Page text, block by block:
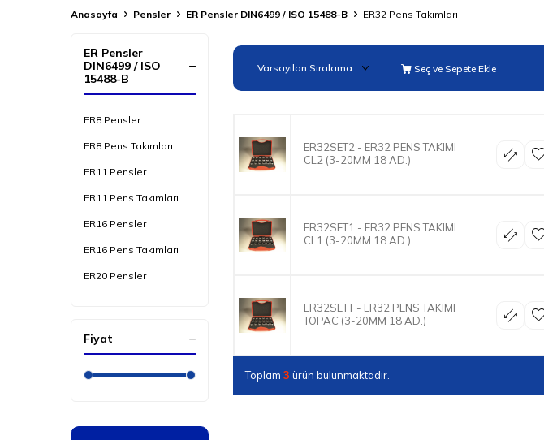
Anasayfa Pensler ER Pensler DIN6499 / ISO 15488-B ER32 Pens Takımları
ER Pensler
DIN6499 / ISO
15488-B
ER8 Pensler
ER8 Pens Takımları
ER11 Pensler
ER11 Pens Takımları
ER16 Pensler
ER16 Pens Takımları
ER20 Pensler
ER25 Pens Takımları
ER32 Pensler
Fiyat
Seç ve Sepete Ekle
ER32SET2 - ER32 PENS TAKIMI
CL2 (3-20MM 18 AD.)
ER32SET1 - ER32 PENS TAKIMI
CL1 (3-20MM 18 AD.)
ER32SETT - ER32 PENS TAKIMI
TOPAC (3-20MM 18 AD.)
Toplam 3 ürün bulunmaktadır.